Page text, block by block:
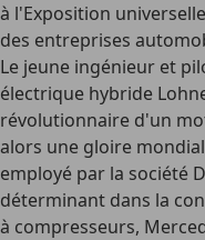
à l'Exposition
des entreprises
Le jeune ingénieur et
électrique hybride
révolutionnaire d'un
alors une gloire
employé par la société
déterminant dans la
à compresseurs,